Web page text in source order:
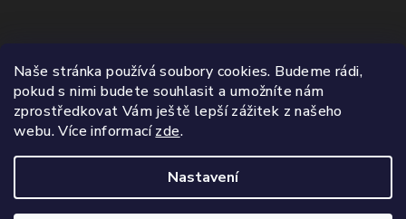
Naše stránka používá soubory cookies. Budeme rádi,
pokud s nimi budete souhlasit a umožníte nám
zprostředkovat Vám ještě lepší zážitek z našeho
webu.Více informacízde.
Nastavení
Poslední hodnocení produktů
Balíček kolagenu 3ks (ovoce, mango, citron)
Hodnocení produktu je 5 z 5 hvězdiček.
|